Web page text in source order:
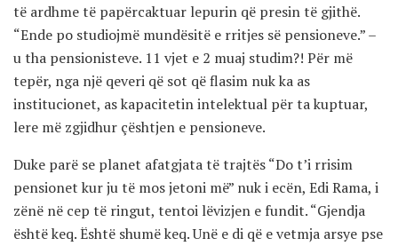
të ardhme të papërcaktuar lepurin që presin të gjithë.
“Ende po studiojmë mundësitë e rritjes së pensioneve.” –
u tha pensionisteve. 11 vjet e 2 muaj studim?! Për më
tepër, nga një qeveri që sot që flasim nuk ka as
institucionet, as kapacitetin intelektual për ta kuptuar,
lere më zgjidhur çështjen e pensioneve.
Duke parë se planet afatgjata të trajtës “Do t’i rrisim
pensionet kur ju të mos jetoni më” nuk i ecën, Edi Rama, i
zënë në cep të ringut, tentoi lëvizjen e fundit. “Gjendja
është keq. Është shumë keq. Unë e di që e vetmja arsye pse